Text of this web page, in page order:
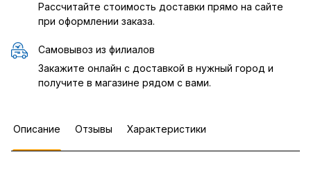
Рассчитайте стоимость доставки прямо на сайте
при оформлении заказа.
Самовывоз из филиалов
Закажите онлайн с доставкой в нужный город и
получите в магазине рядом с вами.
Описание Отзывы Характеристики